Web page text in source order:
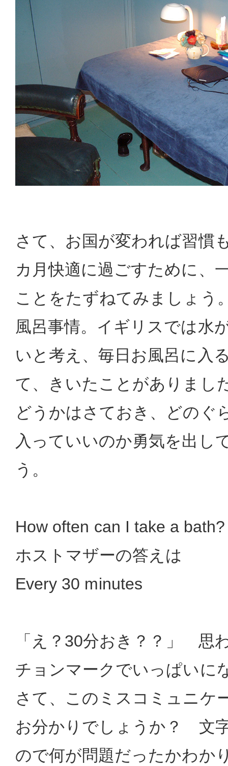
さて、お国が変われば習慣
カ月快適に過ごすために、
ことをたずねてみましょう
風呂事情。イギリスでは水
いと考え、毎日お風呂に入
て、きいたことがありまし
どうかはさておき、どのぐ
入っていいのか勇気を出し
う。
How often can I take a bath?
ホストマザーの答えは
Every 30 minutes
「え？30分おき？？」 思
チョンマークでいっぱいに
さて、このミスコミュニケ
お分かりでしょうか？ 文
ので何が問題だったかわか